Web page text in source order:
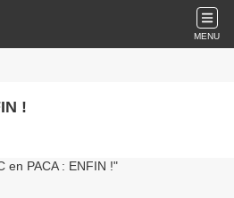
MENU
!